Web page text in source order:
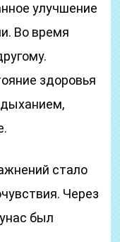
улучшение
Во время
здоровья
стало
Через
был